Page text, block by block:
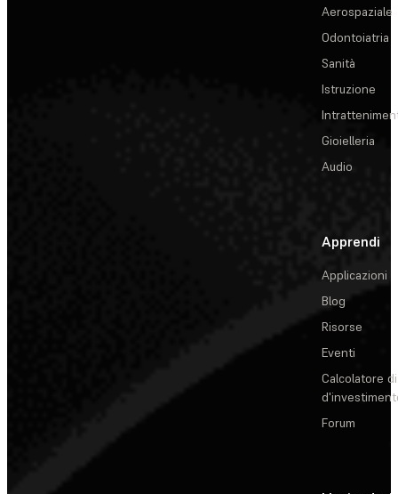
Aerospaziale
Odontoiatria
Sanità
Istruzione
Gioielleria
Audio
Apprendi
Applicazioni
Blog
Risorse
Eventi
Calcolatore
Forum